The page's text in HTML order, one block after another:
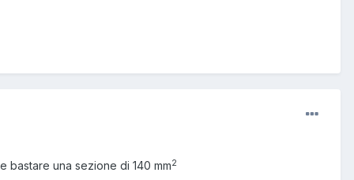
bastare una sezione di 140 mm2